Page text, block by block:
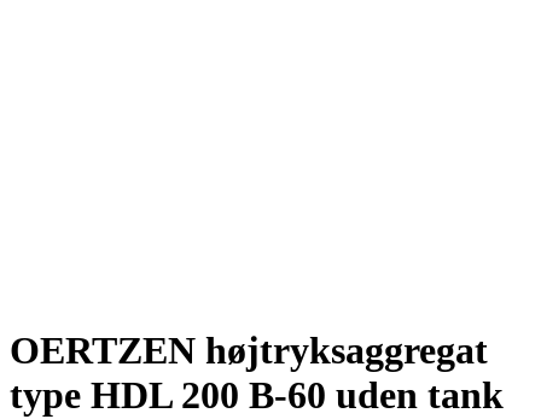
OERTZEN højtryksaggregat
type HDL 200 B-60 uden tank